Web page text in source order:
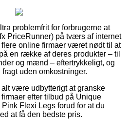
problemfrit for forbrugerne at
PriceRunner) på tværs af internet
online firmaer været nødt til at
en række af deres produkter – til
og mænd – eftertrykkeligt, og
uden omkostninger.
være udbytterigt at granske
efter tilbud på Unique
Flexi Legs forud for at du
at få den bedste pris.